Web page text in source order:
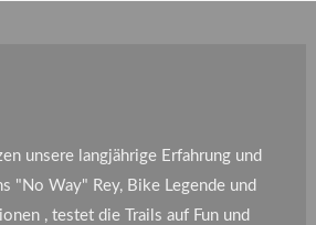
unsere langjährige Erfahrung und
"No Way" Rey, Bike Legende und
, testet die Trails auf Fun und